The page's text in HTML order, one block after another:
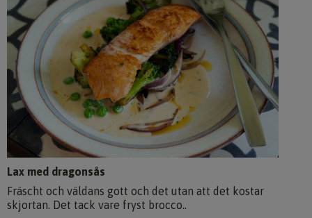
Lax med dragonsås
Fräscht och väldans gott och det utan att det kostar
skjortan. Det tack vare fryst brocco..